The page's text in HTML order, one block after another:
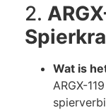
2.
Wat is
ARGX-